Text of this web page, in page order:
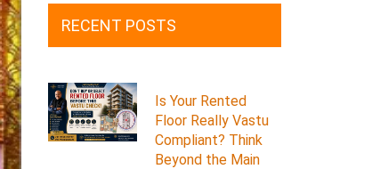
RECENT POSTS
Is Your Rented
Floor Really Vastu
Compliant? Think
Beyond the Main